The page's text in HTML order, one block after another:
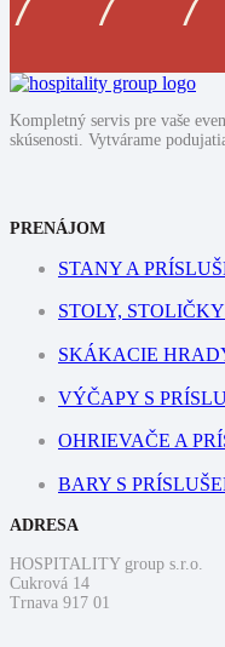
Kompletný servis pre vaše
skúsenosti. Vytvárame
PRENÁJOM
STANY A
STOLY,
SKÁKACIE
VÝČAPY S
OHRIEVAČE A
BARY S
ADRESA
HOSPITALITY group s.r.o.
Cukrová 14
Trnava 917 01